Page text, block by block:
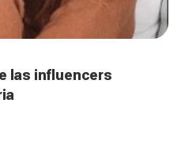
las influencers